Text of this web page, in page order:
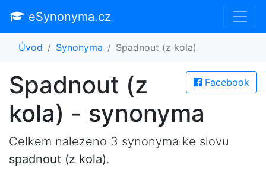
eSynonyma.cz
Úvod Synonyma Spadnout (z kola)
Facebook
Spadnout (z
kola) - synonyma
Celkem nalezeno 3 synonyma ke slovu
spadnout (z kola).